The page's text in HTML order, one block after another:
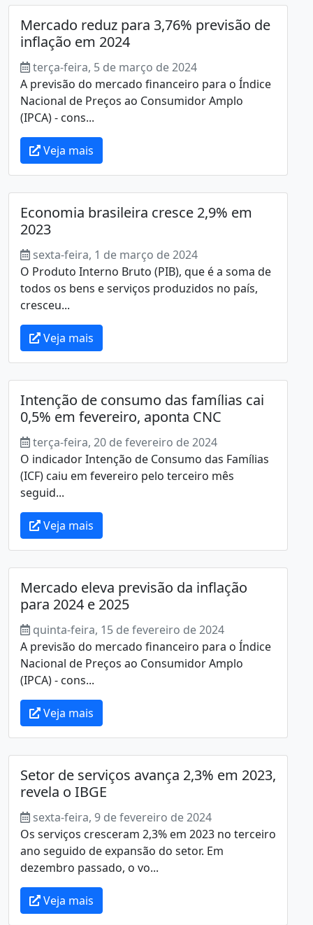
Mercado reduz para 3,76% previsão de
inflação em 2024
terça-feira, 5 de março de 2024
A previsão do mercado financeiro para o Índice
Nacional de Preços ao Consumidor Amplo
(IPCA) - cons...
Veja mais
Economia brasileira cresce 2,9% em
2023
sexta-feira, 1 de março de 2024
O Produto Interno Bruto (PIB), que é a soma de
todos os bens e serviços produzidos no país,
cresceu...
Veja mais
Intenção de consumo das famílias cai
0,5% em fevereiro, aponta CNC
terça-feira, 20 de fevereiro de 2024
O indicador Intenção de Consumo das Famílias
(ICF) caiu em fevereiro pelo terceiro mês
seguid...
Veja mais
Mercado eleva previsão da inflação
para 2024 e 2025
quinta-feira, 15 de fevereiro de 2024
A previsão do mercado financeiro para o Índice
Nacional de Preços ao Consumidor Amplo
(IPCA) - cons...
Veja mais
Setor de serviços avança 2,3% em 2023,
revela o IBGE
sexta-feira, 9 de fevereiro de 2024
Os serviços cresceram 2,3% em 2023 no terceiro
ano seguido de expansão do setor. Em
dezembro passado, o vo...
Veja mais